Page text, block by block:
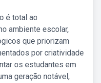
é total ao
ambiente escolar,
que priorizam
por criatividade
os estudantes em
geração notável,